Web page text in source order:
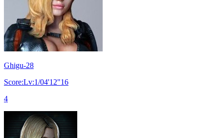
Ghigu-28
Score:Lv:1/04'12"16
4